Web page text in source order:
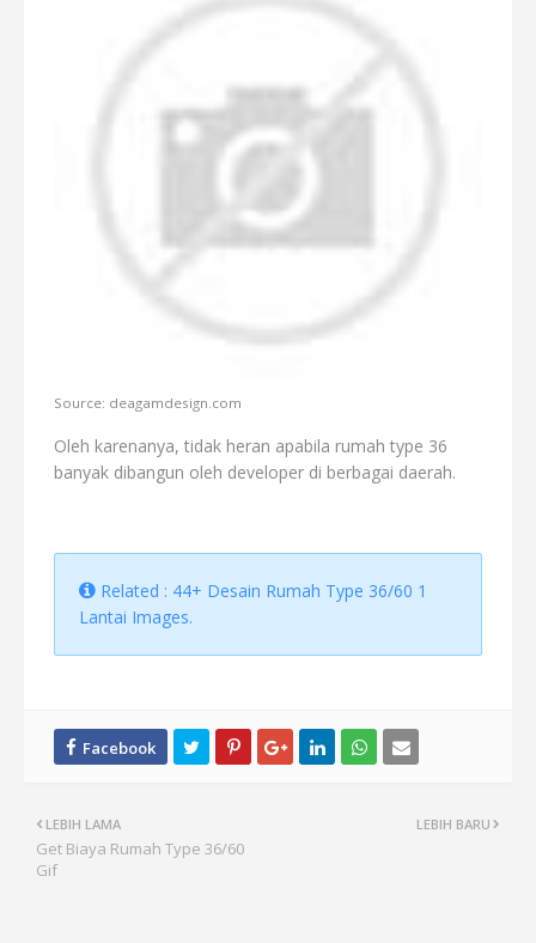
Source: deagamdesign.com
Oleh karenanya, tidak heran apabila rumah type 36
banyak dibangun oleh developer di berbagai daerah.
Related : 44+ Desain Rumah Type 36/60 1
Lantai Images.
LEBIH BARU
LEBIH LAMA
Get Biaya Rumah Type 36/60
Gif